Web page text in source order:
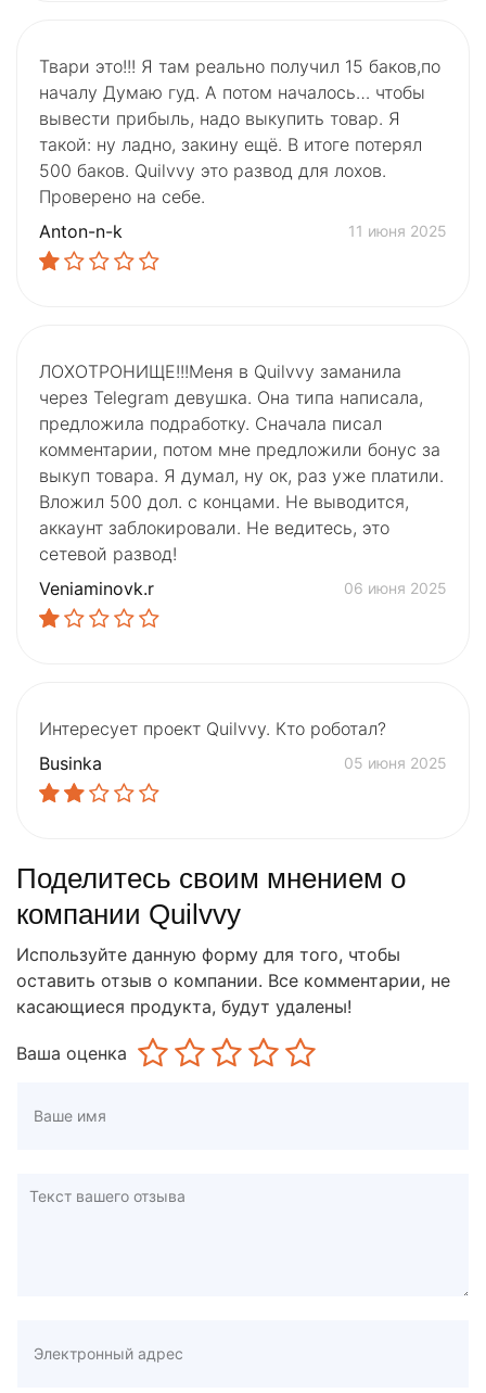
Твари это!!! Я там реально получил 15 баков,по
началу Думаю гуд. А потом началось… чтобы
вывести прибыль, надо выкупить товар. Я
такой: ну ладно, закину ещё. В итоге потерял
500 баков. Quilvvy это развод для лохов.
Проверено на себе.
Anton-n-k
11 июня 2025
ЛОХОТРОНИЩЕ!!!Меня в Quilvvy заманила
через Telegram девушка. Она типа написала,
предложила подработку. Сначала писал
комментарии, потом мне предложили бонус за
выкуп товара. Я думал, ну ок, раз уже платили.
Вложил 500 дол. с концами. Не выводится,
аккаунт заблокировали. Не ведитесь, это
сетевой развод!
Veniaminovk.r
06 июня 2025
Интересует проект Quilvvy. Кто роботал?
Businka
05 июня 2025
Поделитесь своим мнением о
компании Quilvvy
Используйте данную форму для того, чтобы
оставить отзыв о компании. Все комментарии, не
касающиеся продукта, будут удалены!
Ваша оценка